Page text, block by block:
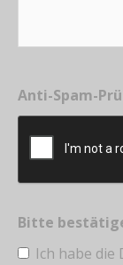
Anti-Spam-
Bitte
Ich habe